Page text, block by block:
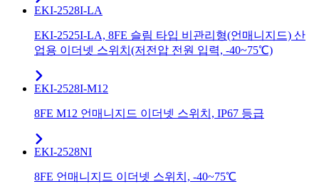
EKI-2528I-LA
EKI-2525I-LA, 8FE 슬림 타입 비관리형(언매니지드) 산
업용 이더넷 스위치(저전압 전원 입력, -40~75℃)
EKI-2528I-M12
8FE M12 언매니지드 이더넷 스위치, IP67 등급
EKI-2528NI
8FE 언매니지드 이더넷 스위치, -40~75℃